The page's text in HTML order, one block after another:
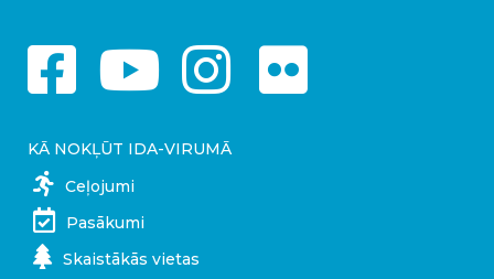
KĀ NOKĻŪT IDA-VIRUMĀ
Ceļojumi
Pasākumi
Skaistākās vietas